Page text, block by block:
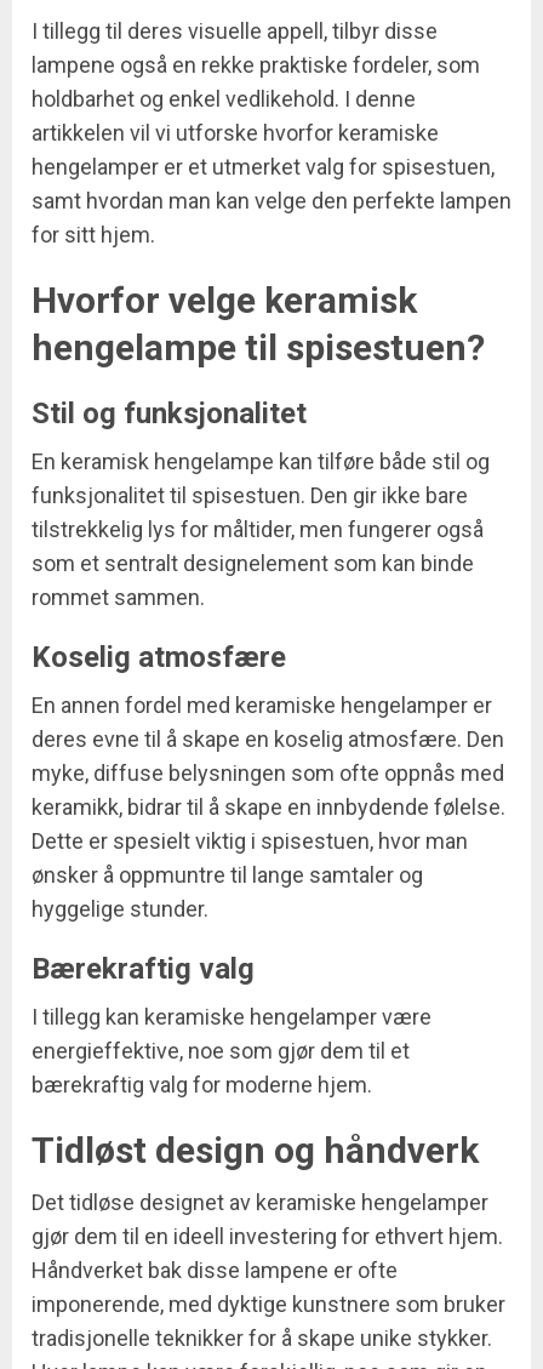
I tillegg til deres visuelle appell, tilbyr disse
lampene også en rekke praktiske fordeler, som
holdbarhet og enkel vedlikehold. I denne
artikkelen vil vi utforske hvorfor keramiske
hengelamper er et utmerket valg for spisestuen,
samt hvordan man kan velge den perfekte lampen
for sitt hjem.
Hvorfor velge keramisk
hengelampe til spisestuen?
Stil og funksjonalitet
En keramisk hengelampe kan tilføre både stil og
funksjonalitet til spisestuen. Den gir ikke bare
tilstrekkelig lys for måltider, men fungerer også
som et sentralt designelement som kan binde
rommet sammen.
Koselig atmosfære
En annen fordel med keramiske hengelamper er
deres evne til å skape en koselig atmosfære. Den
myke, diffuse belysningen som ofte oppnås med
keramikk, bidrar til å skape en innbydende følelse.
Dette er spesielt viktig i spisestuen, hvor man
ønsker å oppmuntre til lange samtaler og
hyggelige stunder.
Bærekraftig valg
I tillegg kan keramiske hengelamper være
energieffektive, noe som gjør dem til et
bærekraftig valg for moderne hjem.
Tidløst design og håndverk
Det tidløse designet av keramiske hengelamper
gjør dem til en ideell investering for ethvert hjem.
Håndverket bak disse lampene er ofte
imponerende, med dyktige kunstnere som bruker
tradisjonelle teknikker for å skape unike stykker.